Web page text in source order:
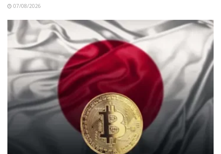
07/08/2026